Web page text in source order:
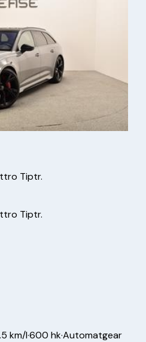
Tiptr.
Tiptr.
km/l·600 hk·Automatgear